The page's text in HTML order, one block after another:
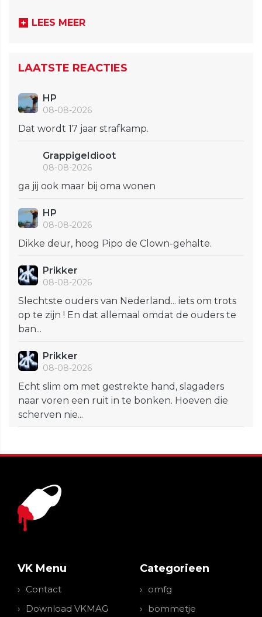
LEES MEER
LAATSTE REACTIES
HP
08-08-2026
Dat wordt 17 jaar strafkamp.
GrappigeIdioot
08-08-2026
ga jij ook maar bij oma wonen
HP
08-08-2026
Dikke deur, hoog Pipo de Clown-gehalte.
Prikker
08-08-2026
Slechtste ouders van Nederland... iets om trots
op te zijn ! En dat allemaal omdat de ouders te
ban...
Prikker
08-08-2026
Echt slim om met gestrekte hand, slagaders
naar voren een ruit in te bonken. Hoeven die
scherven nie...
VK Menu
Contact
Download VKMAG
Categorieen
omfg
bommetje